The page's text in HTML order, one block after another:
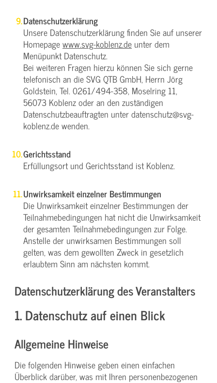
Datenschutzerklärung
Unsere Datenschutzerklärung finden Sie auf unserer
Homepagewww.svg-koblenz.de unter dem
Menüpunkt Datenschutz.
Bei weiteren Fragen hierzu können Sie sich gerne
telefonisch an die SVG QTB GmbH, Herrn Jörg
Goldstein, Tel. 0261/494-358, Moselring 11,
56073 Koblenz oder an den zuständigen
Datenschutzbeauftragten unter datenschutz@svg-
koblenz.de wenden.
Gerichtsstand
Erfüllungsort und Gerichtsstand ist Koblenz.
Unwirksamkeit einzelner Bestimmungen
Die Unwirksamkeit einzelner Bestimmungen der
Teilnahmebedingungen hat nicht die Unwirksamkeit
der gesamten Teilnahmebedingungen zur Folge.
Anstelle der unwirksamen Bestimmungen soll
gelten, was dem gewollten Zweck in gesetzlich
erlaubtem Sinn am nächsten kommt.
Datenschutzerklärung des Veranstalters
1. Datenschutz auf einen Blick
Allgemeine Hinweise
Die folgenden Hinweise geben einen einfachen
Überblick darüber, was mit Ihren personenbezogenen